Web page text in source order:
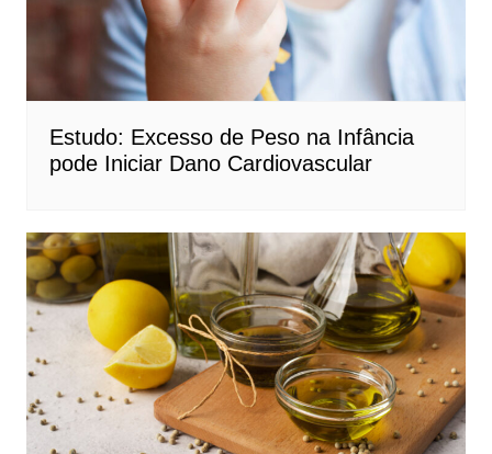
Estudo: Excesso de Peso na Infância
pode Iniciar Dano Cardiovascular